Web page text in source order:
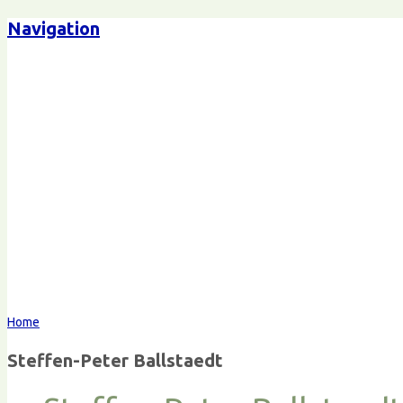
Navigation
Home
Steffen-Peter Ballstaedt